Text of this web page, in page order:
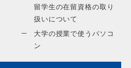
留学生の在留資格の取り
扱いについて
大学の授業で使うパソコ
ン